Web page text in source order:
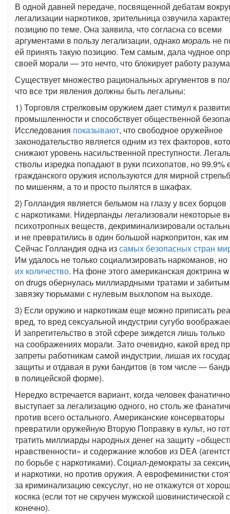
В одной давней передаче, посвященной дебатам
легализации наркотиков, зрительница озвучила
позицию по теме. Она заявила, что согласна со всеми
аргументами в пользу легализации, однакомораль не
ей принять такую позицию. Тем самым, дала чудное
своей морали — это нечто, что блокирует работу
Существует множество рациональных аргументов в
что все три явления должны быть легальны:
1) Торговля стрелковым оружием дает стимул к
промышленности и способствует общественной
Исследования показывают, что свободное оружейное
законодательство является одним из тех факторов,
снижают уровень насильственной преступности.
стволы изредка попадают в руки психопатов, но 99.9%
гражданского оружия используются для мирной
по мишеням, а то и просто пылятся в шкафах.
2) Голландия является бельмом на глазу у всех борцов
с наркотиками. Нидерланды легализовали некоторые
психотропных веществ, декриминализировали
и не превратились в один большой наркопритон, как
Сейчас Голландия одна изсамых безопасных стран
Им удалось не только социализировать наркоманов,
их количество. На фоне этого американская доктрина
on drugs обернулась миллиардными тратами и
завязку тюрьмами с нулевым выхлопом на выходе.
3) Если оружию и наркотикам еще можно приписать
вред, то вред сексуальной индустрии сугубо
И запретительство в этой сфере зиждется лишь только
на соображениях морали. Зато очевидно, какой вред
запреты работникам самой индустрии, лишая их
защиты и отдавая в руки бандитов (в том числе —
в полицейской форме).
Нередко встречается вариант, когда человек фанатично
выступает за легализацию одного, но столь же
против всего остального. Американские консерваторы
превратили оружейную Вторую Поправку в культ, но
тратить миллиарды народных денег на защиту
нравственности» и содержание жлобов из DEA
по борьбе с наркотиками). Социал-демократы за
и наркотики, но против оружия. А еврофеминистки
за криминализацию сексуслуг, но не откажутся от
косяка (если тот не скручен мужской шовинистической
конечно).